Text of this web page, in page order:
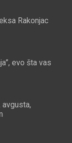
Rakonjac
evo šta vas
avgusta,